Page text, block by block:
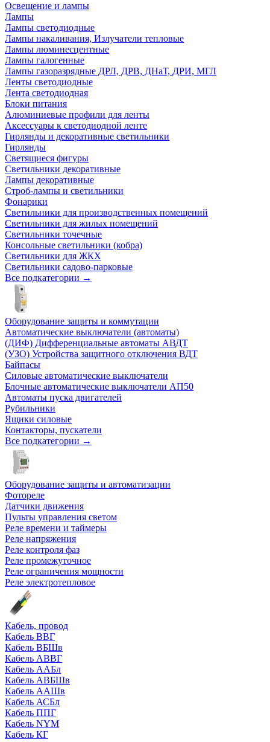
Освещение и лампы
Лампы
Лампы светодиодные
Лампы накаливания, Излучатели тепловые
Лампы люминесцентные
Лампы галогенные
Лампы газоразрядные ДРЛ, ДРВ, ДНаТ, ДРИ, МГЛ
Ленты светодиодные
Лента светодиодная
Блоки питания
Алюминиевые профили для ленты
Аксессуары к светодиодной ленте
Гирлянды и декоративные светильники
Гирлянды
Светящиеся фигуры
Светильники декоративные
Лампы декоративные
Строб-лампы и светильники
Фонарики
Светильники для производственных помещений
Светильники для жилых помещений
Светильники точечные
Консольные светильники (кобра)
Светильники для ЖКХ
Светильники садово-парковые
Все подкатегории →
Оборудование защиты и коммутации
Автоматические выключатели (автоматы)
(ДИФ) Дифференциальные автоматы АВДТ
(УЗО) Устройства защитного отключения ВДТ
Байпасы
Силовые автоматические выключатели
Блочные автоматические выключатели АП50
Автоматы пуска двигателей
Рубильники
Ящики силовые
Контакторы, пускатели
Все подкатегории →
Оборудование защиты и автоматизации
Фотореле
Датчики движения
Пульты управления светом
Реле времени и таймеры
Реле напряжения
Реле контроля фаз
Реле промежуточное
Реле ограничения мощности
Реле электротепловое
Кабель, провод
Кабель ВВГ
Кабель ВБШв
Кабель АВВГ
Кабель ААБл
Кабель АВБШв
Кабель ААШв
Кабель АСБл
Кабель ППГ
Кабель NYM
Кабель КГ